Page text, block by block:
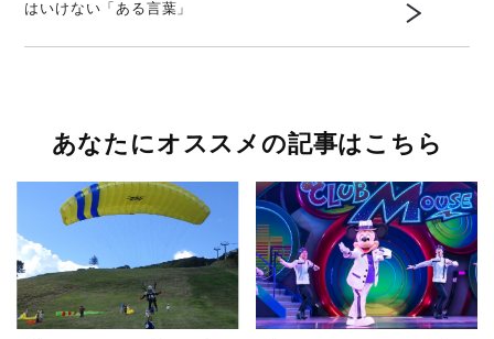
はいけない「ある言葉」
あなたにオススメの記事はこちら